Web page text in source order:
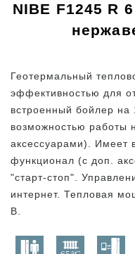
NIBE F1245 R
Геотермальный
эффективностью для
встроенный бойлер
возможностью работы
аксессуарами). Имеет
функционал (с доп.
"старт-стоп".
интернет. Тепловая
В.